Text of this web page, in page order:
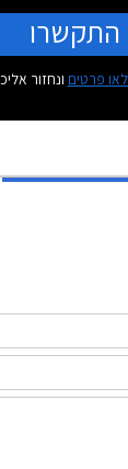
התקשרו
פרטים ונחזור